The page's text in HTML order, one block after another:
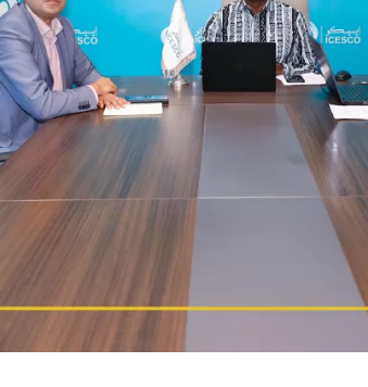
Extremely Dissatisfied